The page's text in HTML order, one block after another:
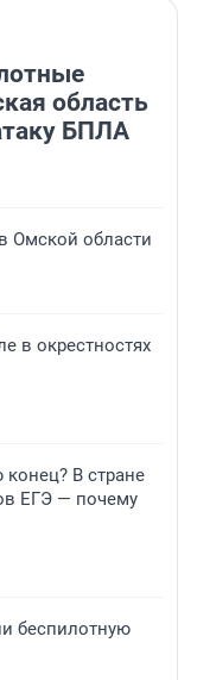
область
БПЛА
Омской области
в окрестностях
В стране
ЕГЭ — почему
беспилотную